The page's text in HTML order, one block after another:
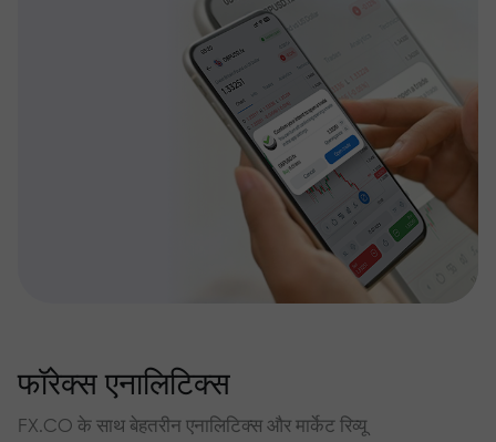
फॉरेक्स एनालिटिक्स
FX.CO के साथ बेहतरीन एनालिटिक्स और मार्केट रिव्यू